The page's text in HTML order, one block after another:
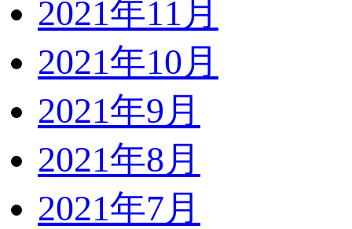
2021年11月
2021年10月
2021年9月
2021年8月
2021年7月